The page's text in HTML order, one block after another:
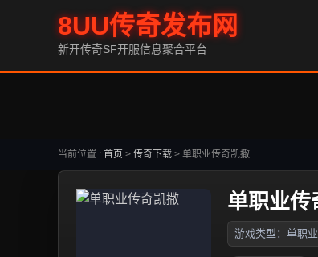
8UU传奇发布网
新开传奇SF开服信息聚合平台
当前位置 : 首页 > 传奇下载 > 单职业传奇凯撒
单职业传
游戏类型：单职